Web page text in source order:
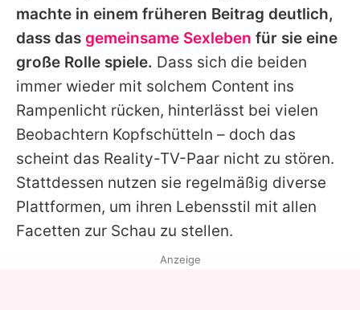
machte in einem früheren Beitrag deutlich,
dass das gemeinsame Sexleben für sie eine
große Rolle spiele. Dass sich die beiden
immer wieder mit solchem Content ins
Rampenlicht rücken, hinterlässt bei vielen
Beobachtern Kopfschütteln – doch das
scheint das Reality-TV-Paar nicht zu stören.
Stattdessen nutzen sie regelmäßig diverse
Plattformen, um ihren Lebensstil mit allen
Facetten zur Schau zu stellen.
Anzeige